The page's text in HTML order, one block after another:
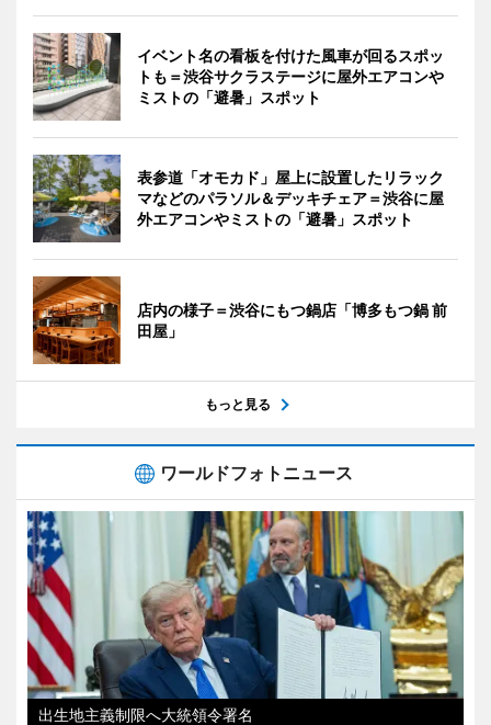
イベント名の看板を付けた風車が回るスポッ
トも＝渋谷サクラステージに屋外エアコンや
ミストの「避暑」スポット
表参道「オモカド」屋上に設置したリラック
マなどのパラソル＆デッキチェア＝渋谷に屋
外エアコンやミストの「避暑」スポット
店内の様子＝渋谷にもつ鍋店「博多もつ鍋 前
田屋」
もっと見る
ワールドフォトニュース
出生地主義制限へ大統領令署名